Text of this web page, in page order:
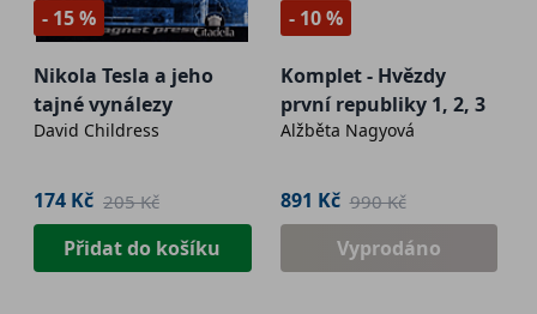
- 15 %
Nikola Tesla a jeho
tajné vynálezy
David Childress
174 Kč 205 Kč
Přidat do košíku
- 10 %
Komplet - Hvězdy
první republiky 1, 2, 3
Alžběta Nagyová
891 Kč 990 Kč
Vyprodáno